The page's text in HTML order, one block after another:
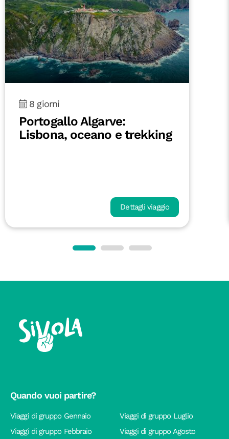
8 giorni
Portogallo Algarve:
Lisbona, oceano e trekking
Dettagli viaggio
Quando vuoi partire?
Viaggi di gruppo Gennaio
Viaggi di gruppo Febbraio
Viaggi di gruppo Luglio
Viaggi di gruppo Agosto